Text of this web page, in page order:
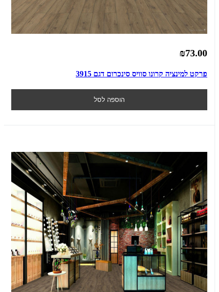
₪73.00
פרקט למינציה קרונו סוויס סינכרום דגם 3915
הוספה לסל